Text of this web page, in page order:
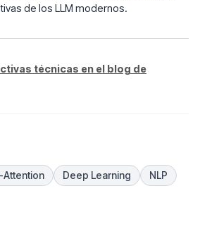
de los LLM modernos.
técnicas en el blog de
Attention Deep Learning
NLP